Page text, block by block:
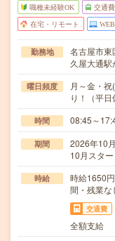
職種未経験OK 交通
在宅・リモート
勤務地
名古屋市東
久屋大通
曜日頻度
月～金・
り！（平日
時間 08:45～
期間
2026年10
10月スタ
時給
時給1650
間・残業な
交通費
全額支給